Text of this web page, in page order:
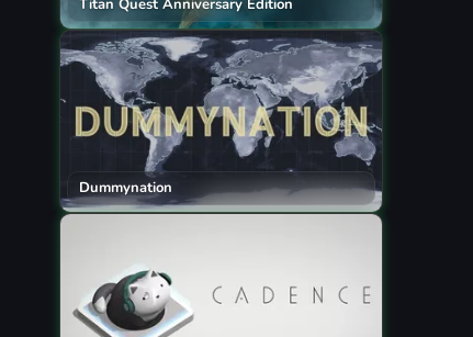
Titan Quest Anniversary Edition
Dummynation